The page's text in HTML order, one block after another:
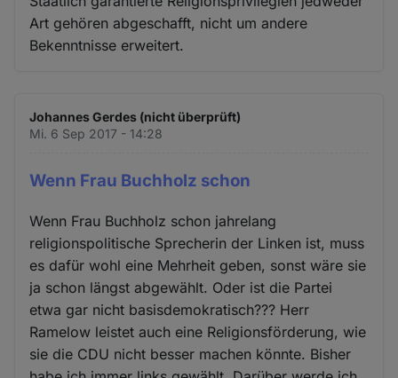
Art gehören abgeschafft, nicht um andere
Bekenntnisse erweitert.
Johannes Gerdes (nicht überprüft)
Mi. 6 Sep 2017 - 14:28
Wenn Frau Buchholz schon
Wenn Frau Buchholz schon jahrelang
religionspolitische Sprecherin der Linken ist, muss
es dafür wohl eine Mehrheit geben, sonst wäre sie
ja schon längst abgewählt. Oder ist die Partei
etwa gar nicht basisdemokratisch??? Herr
Ramelow leistet auch eine Religionsförderung, wie
sie die CDU nicht besser machen könnte. Bisher